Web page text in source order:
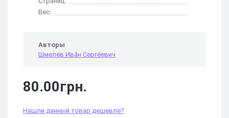
Вес:
Авторы
Шмелёв Ива́н Серге́евич
80.00грн.
Нашли данный товар дешевле?